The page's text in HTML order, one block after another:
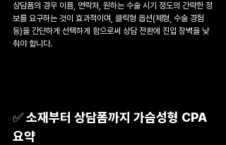
상담폼의 경우 이름, 연락처, 원하는 수술 시기 정도의 간략한 정
보를 요구하는 것이 효과적이며, 클릭형 옵션(체형, 수술 경험
등)을 간단하게 선택하게 함으로써 상담 전환에 진입 장벽을 낮
춰야 합니다.
✅ 소재부터 상담폼까지 가슴성형 CPA
요약